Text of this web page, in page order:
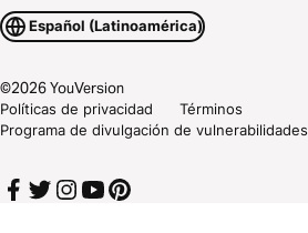
Español (Latinoamérica)
©2026YouVersion
Políticas de privacidad
Términos
Programa de divulgación de vulnerabilidades